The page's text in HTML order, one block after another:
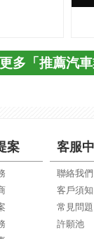
多「推薦汽
案 客服
聯絡我們
客戶須知
常見問題
許願池